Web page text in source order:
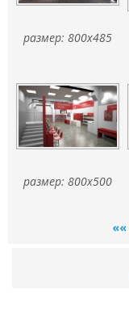
размер: 800x485
размер: 800x500
««